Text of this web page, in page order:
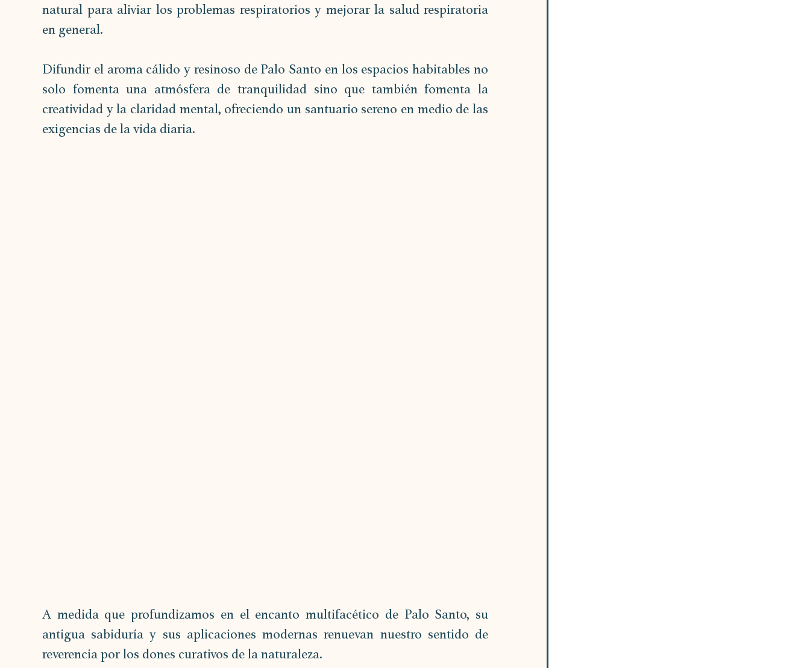
natural para aliviar los problemas respiratorios y mejorar la salud respiratoria
en general.
Difundir el aroma cálido y resinoso de Palo Santo en los espacios habitables no
solo fomenta una atmósfera de tranquilidad sino que también fomenta la
creatividad y la claridad mental, ofreciendo un santuario sereno en medio de las
exigencias de la vida diaria.
A medida que profundizamos en el encanto multifacético de Palo Santo, su
antigua sabiduría y sus aplicaciones modernas renuevan nuestro sentido de
reverencia por los dones curativos de la naturaleza.